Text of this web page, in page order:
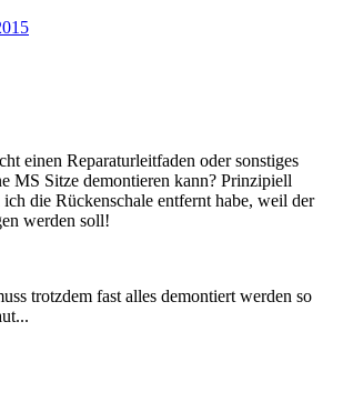
einen Reparaturleitfaden oder sonstiges
MS Sitze demontieren kann? Prinzipiell
die Rückenschale entfernt habe, weil der
werden soll!
trotzdem fast alles demontiert werden so